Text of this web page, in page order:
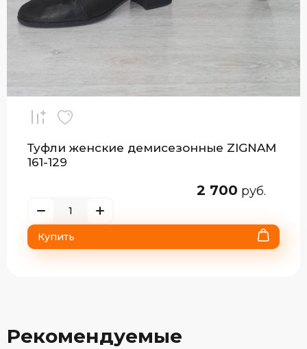
Туфли женские демисезонные ZIGNAM
161-129
2 700 руб.
Купить
Рекомендуемые